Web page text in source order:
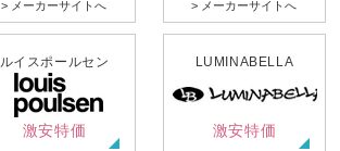
> メーカーサイトへ > メーカーサイトへ
ルイスポールセン
激安特価
LUMINABELLA
激安特価